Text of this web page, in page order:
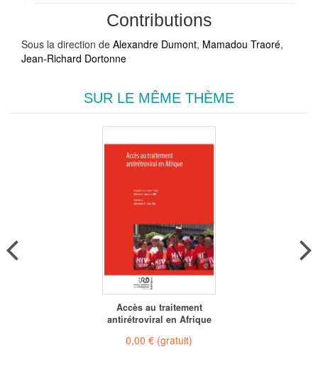
Contributions
Sous la direction de Alexandre Dumont, Mamadou Traoré,
Jean-Richard Dortonne
SUR LE MÊME THÈME
Accès au traitement
antirétroviral en Afrique
0,00 € (gratuit)